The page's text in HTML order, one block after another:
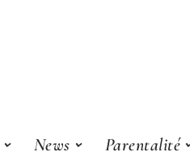
News Parentalité